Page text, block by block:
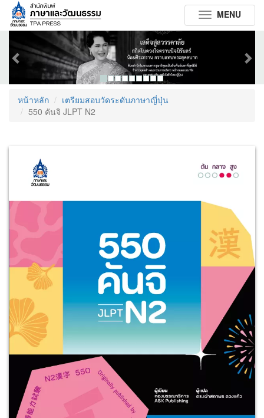
Toggle
navigation
MENU
Previous
หน้าหลัก
เตรียมสอบวัดระดับภาษาญี่ปุ่น
550 คันจิ JLPT N2